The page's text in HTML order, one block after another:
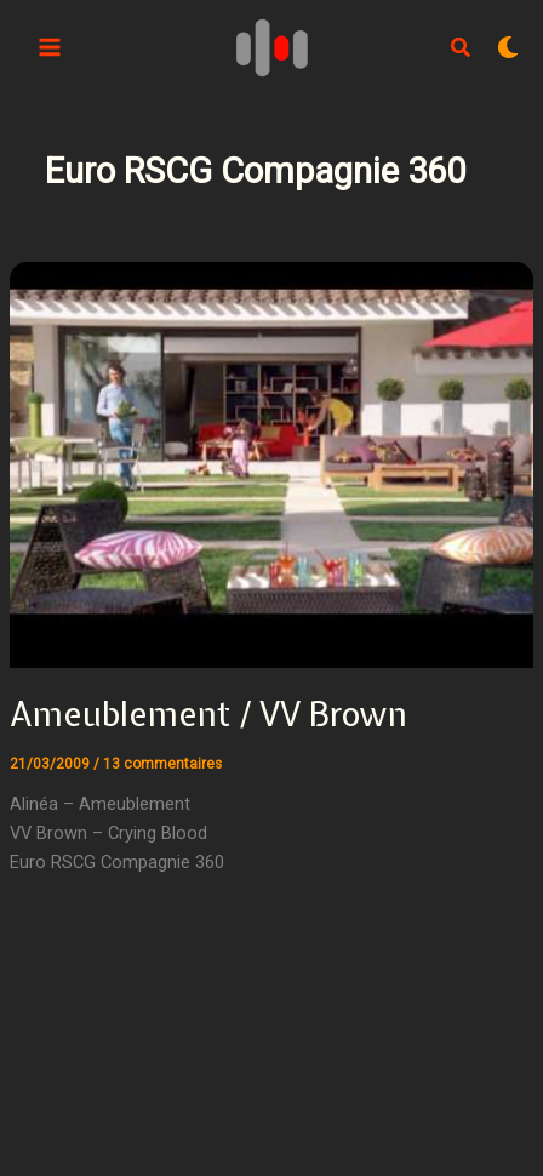
Euro RSCG Compagnie 360
Ameublement / VV Brown
21/03/2009 / 13 commentaires
Alinéa – Ameublement
VV Brown – Crying Blood
Euro RSCG Compagnie 360